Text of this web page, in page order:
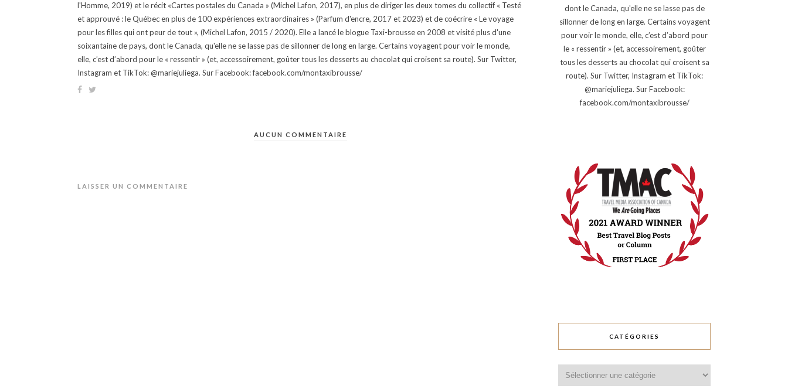
l'Homme, 2019) et le récit «Cartes postales du Canada » (Michel Lafon, 2017), en plus de diriger les deux tomes du collectif « Testé
et approuvé : le Québec en plus de 100 expériences extraordinaires » (Parfum d'encre, 2017 et 2023) et de coécrire « Le voyage
pour les filles qui ont peur de tout », (Michel Lafon, 2015 / 2020). Elle a lancé le blogue Taxi-brousse en 2008 et visité plus d'une
soixantaine de pays, dont le Canada, qu'elle ne se lasse pas de sillonner de long en large. Certains voyagent pour voir le monde,
elle, c’est d’abord pour le « ressentir » (et, accessoirement, goûter tous les desserts au chocolat qui croisent sa route). Sur Twitter,
Instagram et TikTok: @mariejuliega. Sur Facebook: facebook.com/montaxibrousse/
AUCUN COMMENTAIRE
LAISSER UN COMMENTAIRE
dont le Canada, qu'elle ne se lasse pas de
sillonner de long en large. Certains voyagent
pour voir le monde, elle, c’est d’abord pour
le « ressentir » (et, accessoirement, goûter
tous les desserts au chocolat qui croisent sa
route). Sur Twitter, Instagram et TikTok:
@mariejuliega. Sur Facebook:
facebook.com/montaxibrousse/
CATÉGORIES